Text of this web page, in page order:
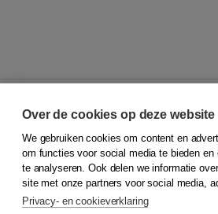
© 2026Koninklijke Boom uitgevers
Klantenservice
Service & informatie
Contact
Over de cookies op deze website
We gebruiken cookies om content en
om functies voor social media te bieden en
te analyseren. Ook delen we informatie
site met onze partners voor social media,
Privacy- en cookieverklaring